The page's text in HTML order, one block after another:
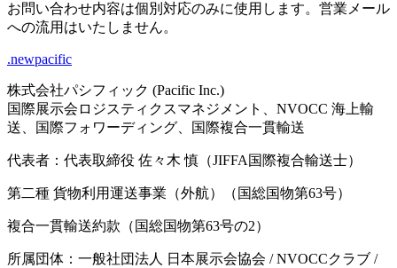
お問い合わせ内容は個別対応のみに使用します。営業メール
への流用はいたしません。
.newpacific
株式会社パシフィック (Pacific Inc.)
国際展示会ロジスティクスマネジメント、NVOCC 海上輸
送、国際フォワーディング、国際複合一貫輸送
代表者：代表取締役 佐々木 慎（JIFFA国際複合輸送士）
第二種 貨物利用運送事業（外航）（国総国物第63号）
複合一貫輸送約款（国総国物第63号の2）
所属団体：一般社団法人 日本展示会協会 / NVOCCクラブ /